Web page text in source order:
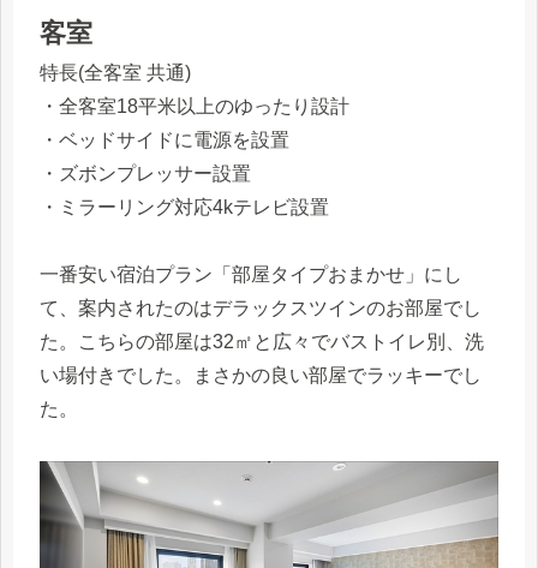
客室
特長(全客室 共通)
・全客室18平米以上のゆったり設計
・ベッドサイドに電源を設置
・ズボンプレッサー設置
・ミラーリング対応4kテレビ設置
一番安い宿泊プラン「部屋タイプおまかせ」にし
て、案内されたのはデラックスツインのお部屋でし
た。こちらの部屋は32㎡と広々でバストイレ別、洗
い場付きでした。まさかの良い部屋でラッキーでし
た。